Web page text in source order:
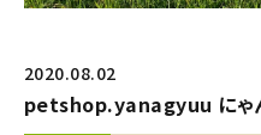
2020.08.02
petshop.yanagyuu にゃ